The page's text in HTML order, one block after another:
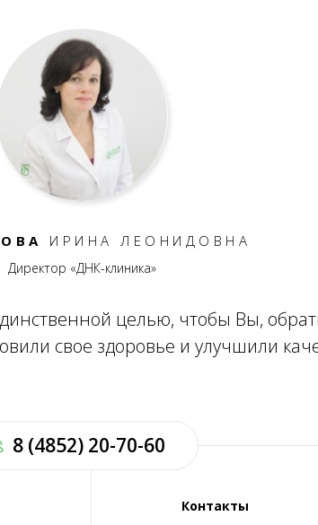
ИРИНА ЛЕОНИДОВНА
Директор «ДНК-клиника»
целью, чтобы Вы,
свое здоровье и улучшили
Контакты
8 (4852) 20-70-60